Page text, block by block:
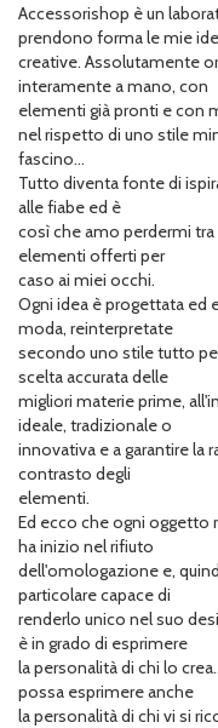
Accessorishop è un
prendono forma le mie
creative. Assolutamente
interamente a mano, con
elementi già pronti e con
nel rispetto di uno stile
fascino...
Tutto diventa fonte di
alle fiabe ed è
così che amo perdermi
elementi offerti per
caso ai miei occhi.
Ogni idea è progettata ed
moda, reinterpretate
secondo uno stile tutto
scelta accurata delle
migliori materie prime,
ideale, tradizionale o
innovativa e a garantire la
contrasto degli
elementi.
Ed ecco che ogni oggetto
ha inizio nel rifiuto
dell'omologazione e,
particolare capace di
renderlo unico nel suo
è in grado di esprimere
la personalità di chi lo
possa esprimere anche
la personalità di chi vi si